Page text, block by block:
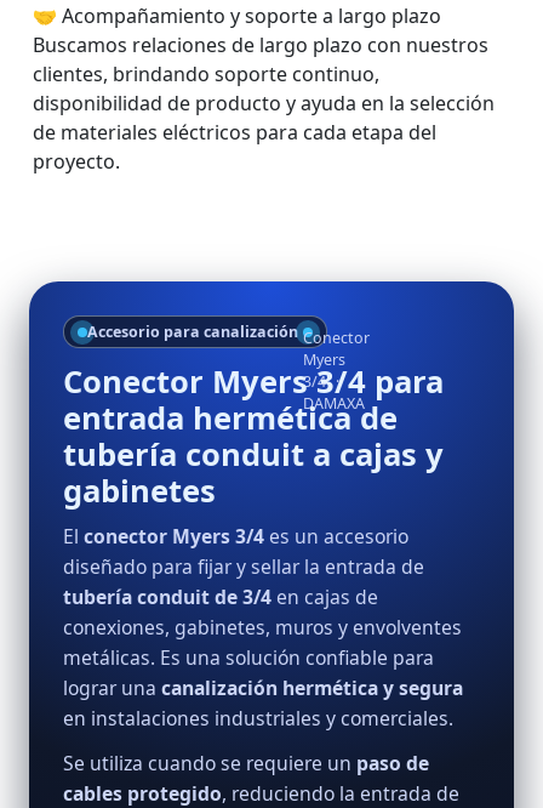
🤝 Acompañamiento y soporte a largo plazo
Buscamos relaciones de largo plazo con nuestros
clientes, brindando soporte continuo,
disponibilidad de producto y ayuda en la selección
de materiales eléctricos para cada etapa del
proyecto.
Accesorio para canalización Conector
Myers
3/4" ·
DAMAXA
Conector Myers 3/4 para
entrada hermética de
tubería conduit a cajas y
gabinetes
El conector Myers 3/4 es un accesorio
diseñado para fijar y sellar la entrada de
tubería conduit de 3/4 en cajas de
conexiones, gabinetes, muros y envolventes
metálicas. Es una solución confiable para
lograr una canalización hermética y segura
en instalaciones industriales y comerciales.
Se utiliza cuando se requiere un paso de
cables protegido, reduciendo la entrada de